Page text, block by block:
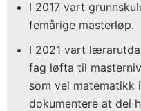
I 2017 vart
femårige masterløp.
I 2021 vart
fag løfta til
som vel matematikk
dokumentere at dei